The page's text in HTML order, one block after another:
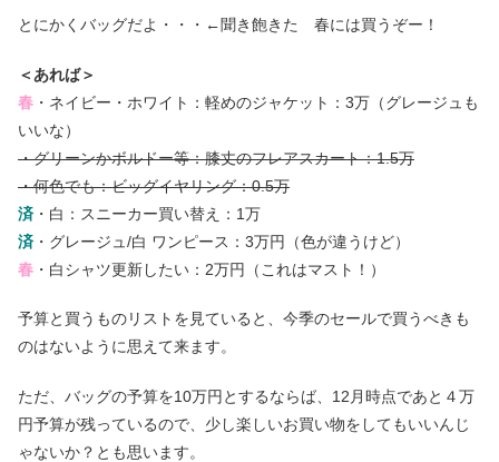
とにかくバッグだよ・・・←聞き飽きた 春には買うぞー！
＜あれば＞
春 ・ネイビー・ホワイト：軽めのジャケット：3万（グレージュも
いいな）
・グリーンかボルドー等：膝丈のフレアスカート：1.5万
・何色でも：ビッグイヤリング：0.5万
済 ・白：スニーカー買い替え：1万
済 ・グレージュ/白 ワンピース：3万円（色が違うけど）
春 ・白シャツ更新したい：2万円（これはマスト！）
予算と買うものリストを見ていると、今季のセールで買うべきも
のはないように思えて来ます。
ただ、バッグの予算を10万円とするならば、12月時点であと４万
円予算が残っているので、少し楽しいお買い物をしてもいいんじ
ゃないか？とも思います。